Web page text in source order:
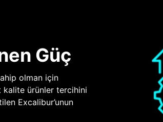
Güç
olman için
kalite ürünler tercihini
Excalibur’unun